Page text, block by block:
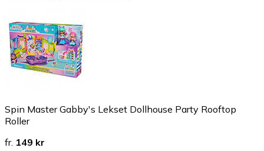
Spin Master Gabby's Lekset Dollhouse Party Rooftop
Roller
fr. 149 kr